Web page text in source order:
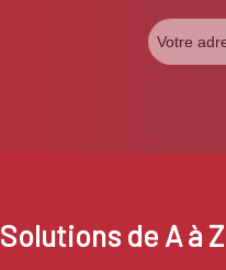
Solutions de A à Z